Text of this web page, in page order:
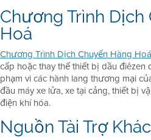
Chương Trình Dịch
Hoá
Chương Trình Dịch Chuyển Hàng Hoá
cấp hoặc thay thế thiết bị dầu điêzen
phạm vi các hành lang thương mại
đầu máy xe lửa, xe tại cảng, thiết bị
điện khí hóa.
Nguồn Tài Trợ Khác